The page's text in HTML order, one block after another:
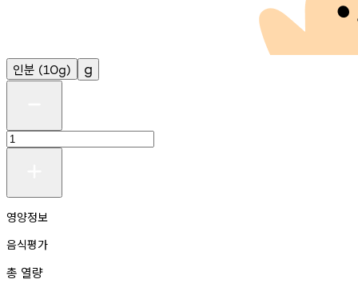
인분 (10g) g
영양정보
음식평가
총 열량